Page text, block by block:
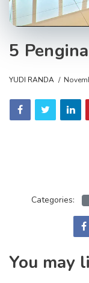
5
YUDI RANDA
Categories:
You may